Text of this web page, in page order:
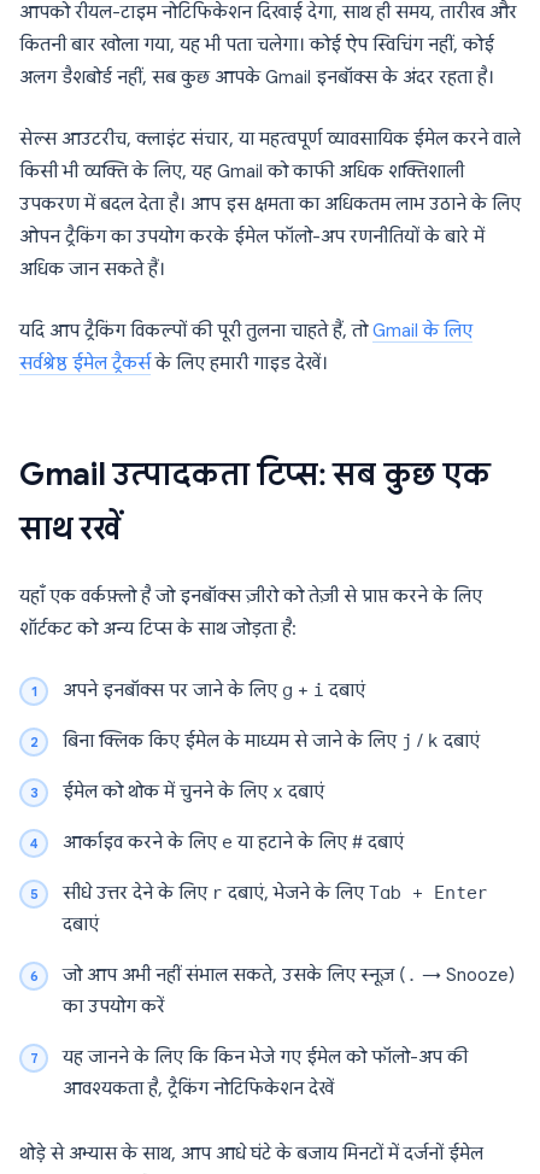
आपको रीयल-टाइम नोटिफिकेशन दिखाई देगा, साथ ही समय, तारीख और
कितनी बार खोला गया, यह भी पता चलेगा। कोई ऐप स्विचिंग नहीं, कोई
अलग डैशबोर्ड नहीं, सब कुछ आपके Gmail इनबॉक्स के अंदर रहता है।
सेल्स आउटरीच, क्लाइंट संचार, या महत्वपूर्ण व्यावसायिक ईमेल करने वाले
किसी भी व्यक्ति के लिए, यह Gmail को काफी अधिक शक्तिशाली
उपकरण में बदल देता है। आप इस क्षमता का अधिकतम लाभ उठाने के लिए
ओपन ट्रैकिंग का उपयोग करके ईमेल फॉलो-अप रणनीतियों के बारे में
अधिक जान सकते हैं।
यदि आप ट्रैकिंग विकल्पों की पूरी तुलना चाहते हैं, तोGmail के लिए
सर्वश्रेष्ठ ईमेल ट्रैकर्सके लिए हमारी गाइड देखें।
Gmail उत्पादकता टिप्स: सब कुछ एक
साथ रखें
यहाँ एक वर्कफ़्लो है जो इनबॉक्स ज़ीरो को तेज़ी से प्राप्त करने के लिए
शॉर्टकट को अन्य टिप्स के साथ जोड़ता है:
अपने इनबॉक्स पर जाने के लिए g + i दबाएं
बिना क्लिक किए ईमेल के माध्यम से जाने के लिए j / k दबाएं
ईमेल को थोक में चुनने के लिए x दबाएं
आर्काइव करने के लिए e या हटाने के लिए#दबाएं
सीधे उत्तर देने के लिए r दबाएं, भेजने के लिएTab + Enter
दबाएं
जो आप अभी नहीं संभाल सकते, उसके लिए स्नूज़ ( . → Snooze)
का उपयोग करें
यह जानने के लिए कि किन भेजे गए ईमेल को फॉलो-अप की
आवश्यकता है, ट्रैकिंग नोटिफिकेशन देखें
थोड़े से अभ्यास के साथ, आप आधे घंटे के बजाय मिनटों में दर्जनों ईमेल